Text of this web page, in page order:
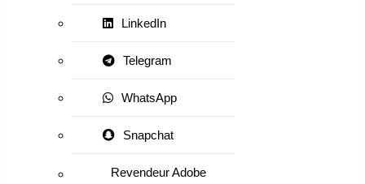
LinkedIn
Telegram
WhatsApp
Snapchat
Revendeur Adobe